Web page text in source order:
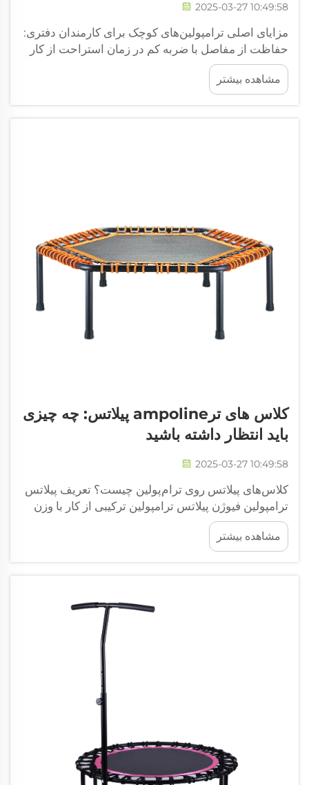
2025-03-27 10:49:58
مزایای اصلی ترامپولین‌های کوچک برای کارمندان دفتری:
حفاظت از مفاصل با ضربه کم در زمان استراحت از کار
در دفتری که می‌خواهند بین جلسات فعال بمانند،
ترامپولین‌های کوچک انتخاب بسیار خوبی هستند، چون
این امکان را فراهم می‌کنند که تمرینی ملایم انجام شود
مشاهده بیشتر
کلاس های ترampoline پیلاتس: چه چیزی
باید انتظار داشته باشید
2025-03-27 10:49:58
کلاس‌های پیلاتس روی ترام‌پولین چیست؟ تعریف پیلاتس
ترامپولین فیوژن پیلاتس ترامپولین ترکیبی از کار با وزن
در پیلاتس معمولی و حرکت لذت‌بخش پریدن روی
ترامپولین است. افراد این تمرین را روی ترامپولین‌های
کوچک انجام می‌دهند که گاهی اوقات...
مشاهده بیشتر